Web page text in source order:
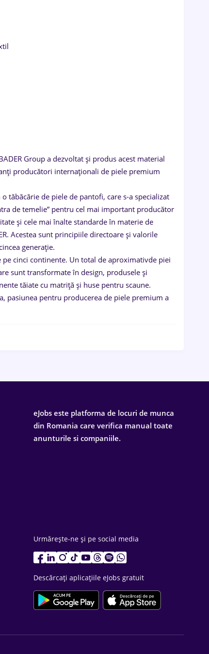
Group a dezvoltat și produs acest material
producători internaționali de piele premium
tăbăcărie de piele de pantofi, care s-a specializat
de temelie” pentru cel mai important producător
și cele mai înalte standarde în materie de
Acestea sunt principiile directoare și valorile
generație.
cinci continente. Un total de aproximativde piei
sunt transformate în design, produsele și
tăiate cu matriță și huse pentru scaune.
pasiunea pentru producerea de piele premium a
eJobs este platforma de locuri de munca
din Romania care verifica manual toate
anunturile si companiile.
Urmărește-ne și pe social media
Descărcați aplicațiile eJobs gratuit